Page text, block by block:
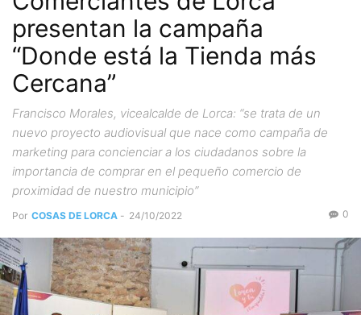
presentan la campaña
“Donde está la Tienda más
Cercana”
Francisco Morales, vicealcalde de Lorca: “se trata de un
nuevo proyecto audiovisual que nace como campaña de
marketing para concienciar a los ciudadanos sobre la
importancia de comprar en el pequeño comercio de
proximidad de nuestro municipio”
Por COSAS DE LORCA - 24/10/2022 0